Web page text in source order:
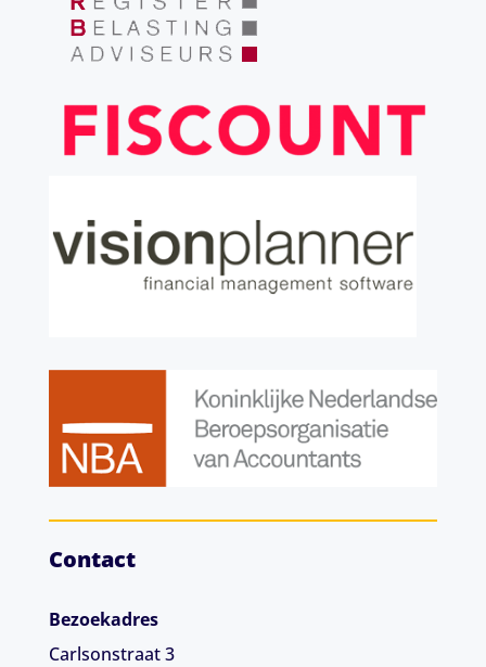
Contact
Bezoekadres
Carlsonstraat 3